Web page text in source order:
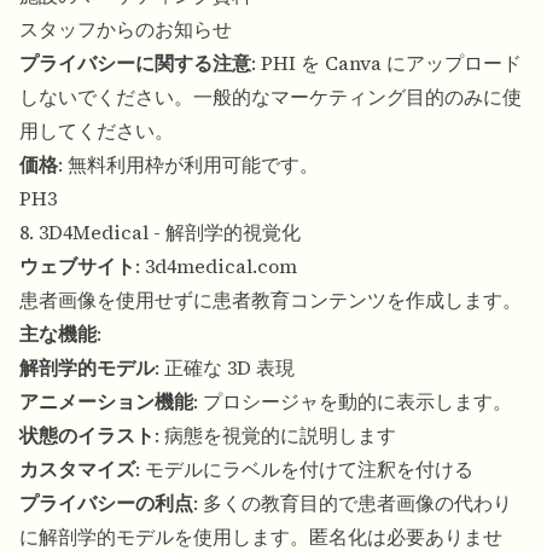
スタッフからのお知らせ
プライバシーに関する注意: PHI を Canva にアップロード
しないでください。一般的なマーケティング目的のみに使
用してください。
価格: 無料利用枠が利用可能です。
PH3
8. 3D4Medical - 解剖学的視覚化
ウェブサイト: 3d4medical.com
患者画像を使用せずに患者教育コンテンツを作成します。
主な機能:
解剖学的モデル: 正確な 3D 表現
アニメーション機能: プロシージャを動的に表示します。
状態のイラスト: 病態を視覚的に説明します
カスタマイズ: モデルにラベルを付けて注釈を付ける
プライバシーの利点: 多くの教育目的で患者画像の代わり
に解剖学的モデルを使用します。匿名化は必要ありませ